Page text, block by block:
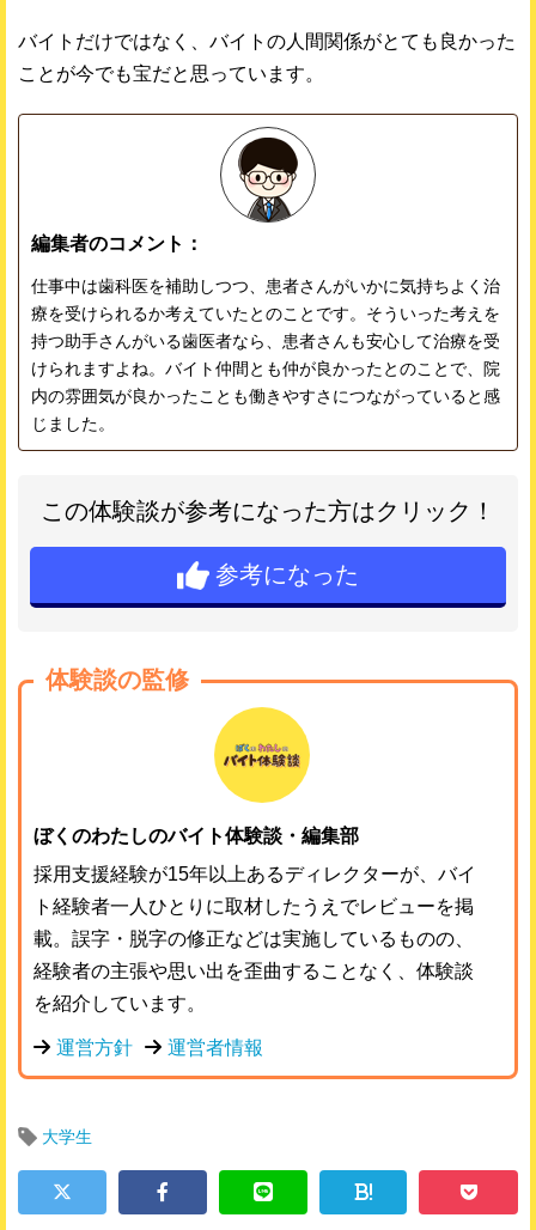
バイトだけではなく、バイトの人間関係がとても良かった
ことが今でも宝だと思っています。
編集者のコメント：
仕事中は歯科医を補助しつつ、患者さんがいかに気持ちよく治
療を受けられるか考えていたとのことです。そういった考えを
持つ助手さんがいる歯医者なら、患者さんも安心して治療を受
けられますよね。バイト仲間とも仲が良かったとのことで、院
内の雰囲気が良かったことも働きやすさにつながっていると感
じました。
この体験談が参考になった方はクリック！
参考になった
体験談の監修
ぼくのわたしのバイト体験談・編集部
採用支援経験が15年以上あるディレクターが、バイ
ト経験者一人ひとりに取材したうえでレビューを掲
載。誤字・脱字の修正などは実施しているものの、
経験者の主張や思い出を歪曲することなく、体験談
を紹介しています。
運営方針 運営者情報
大学生
!